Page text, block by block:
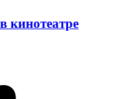
кинотеатре